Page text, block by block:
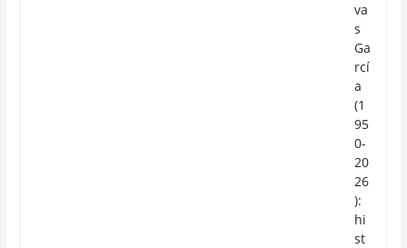
va
s
Ga
rcí
a
(1
95
0-
20
26
):
hi
st